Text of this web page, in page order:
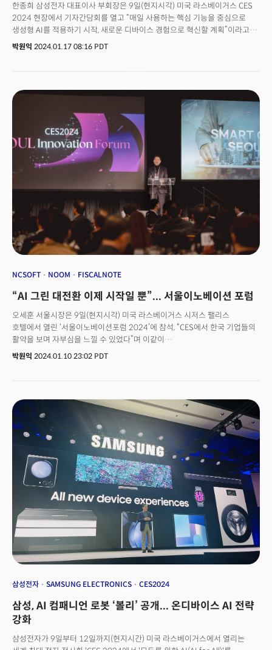
traditional exhibitions mainly featuring TVs and home appliances to
a convergence technology expo,” he said.He also said that South
Korean positions itself as an important player in the global
innovation community, and the the launch of the event will help
announcements and provide coverage of the winning firms and their
products. Here are the winners and their products in each category.
한종희 삼성전자 대표이사 부회장은 9일(현지시각) 미국 라스베이거스 CES
2024 현장에서 기자간담회를 열고 “매일 사용하는 핵심 기능을 중심으로
생성형 AI를 적용하기 시작, 새로운 디바이스 경험으로 혁신할 계획”이라고
밝혔다.한 부회장은 “스마트폰, TV·가전, 자동차까지 연결된 사용자 경험은
박원익 2024.01.17 08:16 PDT
NCSOFT NOOM FISCALNOTE
“AI 그린 대전환 이제 시작일 뿐”... 서울이노베이션 포럼
오세훈 서울시장은 9일(현지시각) 미국 라스베이거스 시저스 팰리스
호텔에서 열린 ‘서울이노베이션포럼 2024’에 참석, “CES에서 한국 기업들의
활약을 보며 자부심을 느낄 수 있었다”며 이같이
말했다. 서울이노베이션포럼은 서울경제진흥원(SBA)과 크로스보더 미디어
위해 마련됐다. 전미소비자기술협회(CTA, CES 주관사) 선정 공식 미디어
파트너사인 더밀크는 2022년부터 라스베이거스 현장에서 한인 VIP
네트워킹, 인사이트 공유 행사를 개최해 왔다. 올해는 서울경제진흥원과
손잡고, 서울이노베이션포럼으로 행사의 격을 더 높였다. 이날 행사에는
오세훈 서울시장, 김현우 서울경제진흥원 원장, 장재민 서울경제 회장, 존 켈리
CTA 부사장, 윤송이 엔씨소프트 사장, 박승희 삼성전자 사장, 이형희
SK수펙스추구협의회 위원장, 박석원 두산디지털이노베이션 대표 등 250여
명의 VIP가 참석, 비즈니스의 미래를 논의했다.
박원익 2024.01.10 23:02 PDT
삼성전자 SAMSUNG ELECTRONICS CES2024
삼성, AI 컴패니언 로봇 ‘볼리’ 공개... 온디바이스 AI 전략
강화
삼성전자가 9일부터 12일까지(현지시간) 미국 라스베이거스에서 열리는